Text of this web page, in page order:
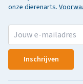
onze dierenarts.
Inschrijven